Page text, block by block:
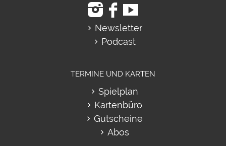
Newsletter
Podcast
TERMINE UND KARTEN
Spielplan
Kartenbüro
Gutscheine
Abos